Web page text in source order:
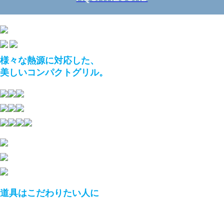
様々な熱源に対応した、
美しいコンパクトグリル。
道具はこだわりたい人に